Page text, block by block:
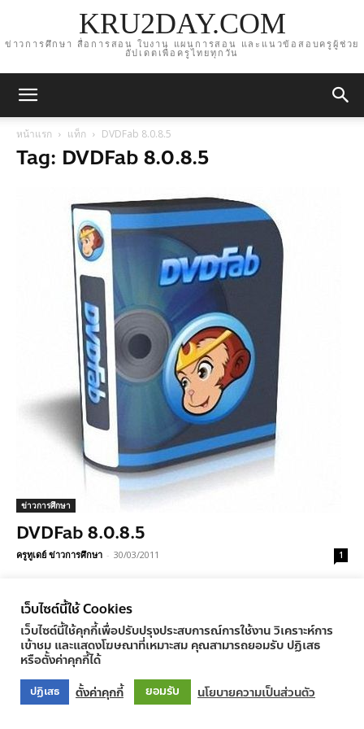
KRU2DAY.COM
ข่าวการศึกษา สื่อการสอน ใบงาน แผนการสอน และแนวข้อสอบครูผู้ช่วย
อัปเดตเพื่อครูไทยทุกวัน
หน้าแรก แท็ก DVDFab 8.0.8.5
Tag: DVDFab 8.0.8.5
ข่าวการศึกษา
DVDFab 8.0.8.5
ครูทูเดย์ ข่าวการศึกษา - 30/03/2011 1
© Newspaper WordPress Theme by TagDiv
เว็บไซต์นี้ใช้ Cookies
เว็บไซต์นี้ใช้คุกกี้เพื่อปรับปรุงประสบการณ์การใช้งาน วิเคราะห์การ
เข้าชม และแสดงโฆษณาที่เหมาะสม คุณสามารถยอมรับ ปฏิเสธ
หรือตั้งค่าคุกกี้ได้
ปฏิเสธ ตั้งค่าคุกกี้ ยอมรับ นโยบายความเป็นส่วนตัว